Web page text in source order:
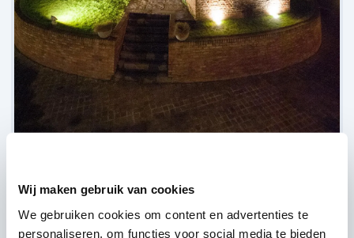
Wij maken gebruik van cookies
We gebruiken cookies om content en advertenties te
personaliseren, om functies voor social media te bieden
Bekijk alle feestlocaties